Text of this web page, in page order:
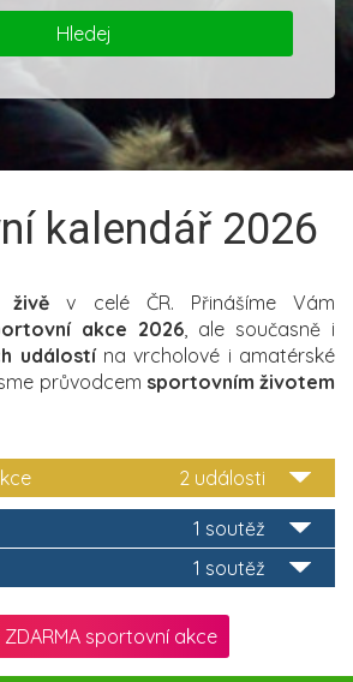
kalendář 2026
živě v celé ČR. Přinášíme Vám
akce 2026, ale současně i
událostína vrcholové i amatérské
průvodcem sportovním životem
2 události
1 soutěž
1 soutěž
ZDARMA sportovní akce